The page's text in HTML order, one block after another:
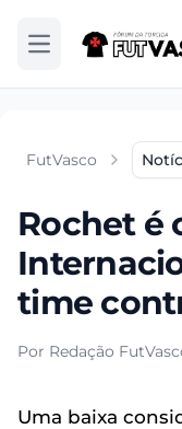
Abrir menu
FutVasco
Rochet é
time
Por Redação
Uma baixa